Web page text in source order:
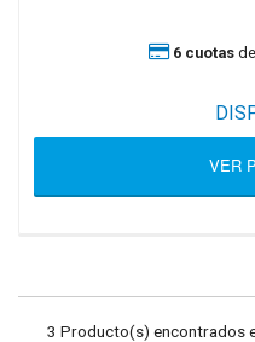
6 cuotasde
VER
3 Producto(s) encontrados